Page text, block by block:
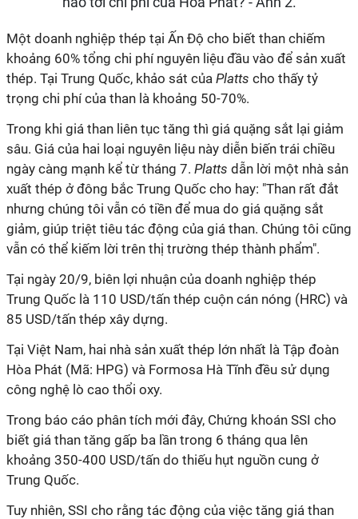
Một doanh nghiệp thép tại Ấn Độ cho biết than chiếm
khoảng 60% tổng chi phí nguyên liệu đầu vào để sản xuất
thép. Tại Trung Quốc, khảo sát của Platts cho thấy tỷ
trọng chi phí của than là khoảng 50-70%.
Trong khi giá than liên tục tăng thì giá quặng sắt lại giảm
sâu. Giá của hai loại nguyên liệu này diễn biến trái chiều
ngày càng mạnh kể từ tháng 7. Platts dẫn lời một nhà sản
xuất thép ở đông bắc Trung Quốc cho hay: "Than rất đắt
nhưng chúng tôi vẫn có tiền để mua do giá quặng sắt
giảm, giúp triệt tiêu tác động của giá than. Chúng tôi cũng
vẫn có thể kiếm lời trên thị trường thép thành phẩm".
Tại ngày 20/9, biên lợi nhuận của doanh nghiệp thép
Trung Quốc là 110 USD/tấn thép cuộn cán nóng (HRC) và
85 USD/tấn thép xây dựng.
Tại Việt Nam, hai nhà sản xuất thép lớn nhất là Tập đoàn
Hòa Phát (Mã: HPG) và Formosa Hà Tĩnh đều sử dụng
công nghệ lò cao thổi oxy.
Trong báo cáo phân tích mới đây, Chứng khoán SSI cho
biết giá than tăng gấp ba lần trong 6 tháng qua lên
khoảng 350-400 USD/tấn do thiếu hụt nguồn cung ở
Trung Quốc.
Tuy nhiên, SSI cho rằng tác động của việc tăng giá than